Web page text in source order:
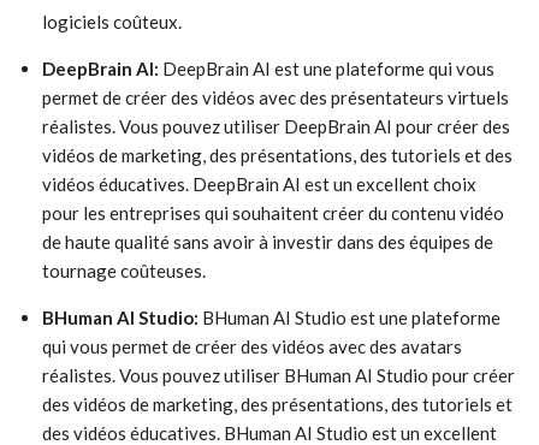
logiciels coûteux.
DeepBrain AI: DeepBrain AI est une plateforme qui vous
permet de créer des vidéos avec des présentateurs virtuels
réalistes. Vous pouvez utiliser DeepBrain AI pour créer des
vidéos de marketing, des présentations, des tutoriels et des
vidéos éducatives. DeepBrain AI est un excellent choix
pour les entreprises qui souhaitent créer du contenu vidéo
de haute qualité sans avoir à investir dans des équipes de
tournage coûteuses.
BHuman AI Studio: BHuman AI Studio est une plateforme
qui vous permet de créer des vidéos avec des avatars
réalistes. Vous pouvez utiliser BHuman AI Studio pour créer
des vidéos de marketing, des présentations, des tutoriels et
des vidéos éducatives. BHuman AI Studio est un excellent